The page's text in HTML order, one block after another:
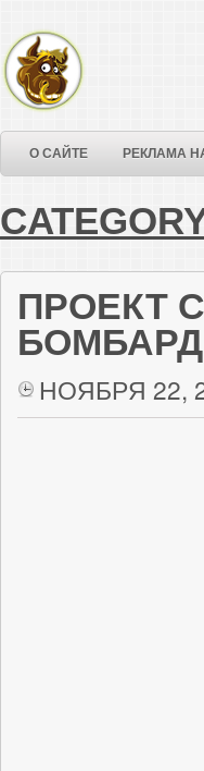
О САЙТЕ РЕКЛАМА
ПРОЕКТ
НОЯБРЯ 22,